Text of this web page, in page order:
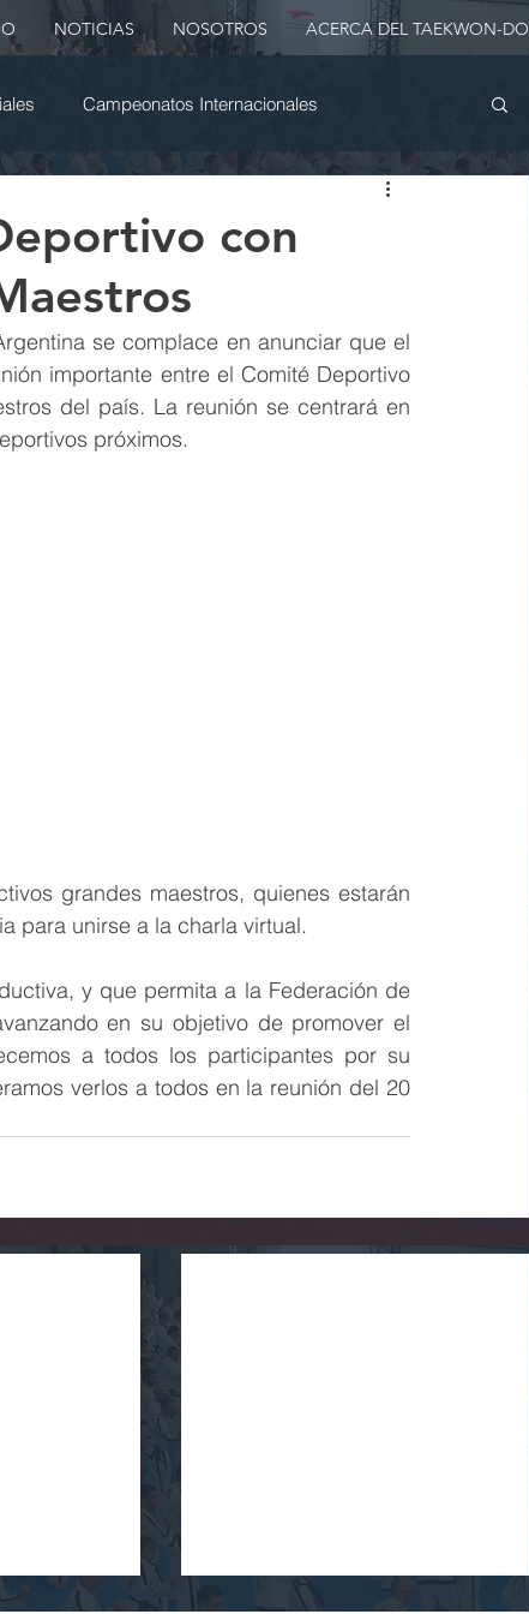
NOTICIAS NOSOTROS ACERCA DEL TAEKWON-DO
Campeonatos Internacionales
con
se complace en anunciar que el
importante entre el Comité Deportivo
del país. La reunión se centrará en
próximos.
grandes maestros, quienes estarán
para unirse a la charla virtual.
y que permita a la Federación de
en su objetivo de promover el
a todos los participantes por su
verlos a todos en la reunión del 20